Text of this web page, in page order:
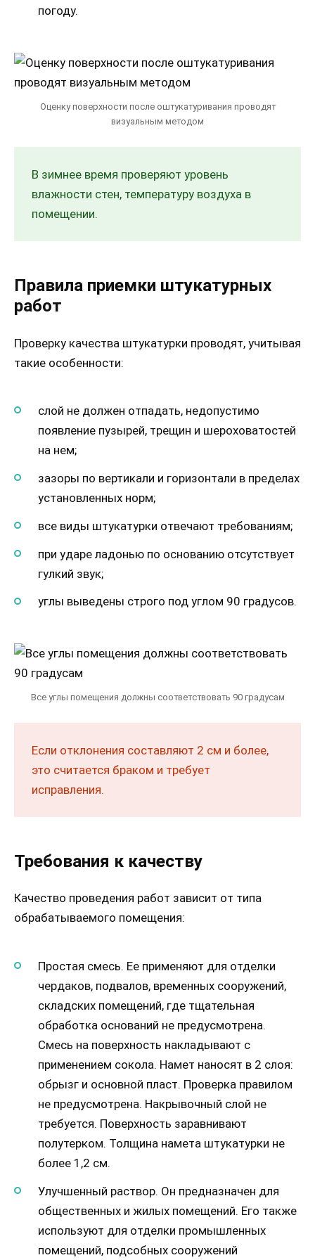
погоду.
Оценку поверхности после оштукатуривания проводят
визуальным методом
В зимнее время проверяют уровень
влажности стен, температуру воздуха в
помещении.
Правила приемки штукатурных
работ
Проверку качества штукатурки проводят, учитывая
такие особенности:
слой не должен отпадать, недопустимо
появление пузырей, трещин и шероховатостей
на нем;
зазоры по вертикали и горизонтали в пределах
установленных норм;
все виды штукатурки отвечают требованиям;
при ударе ладонью по основанию отсутствует
гулкий звук;
углы выведены строго под углом 90 градусов.
Все углы помещения должны соответствовать 90 градусам
Если отклонения составляют 2 см и более,
это считается браком и требует
исправления.
Требования к качеству
Качество проведения работ зависит от типа
обрабатываемого помещения:
Простая смесь. Ее применяют для отделки
чердаков, подвалов, временных сооружений,
складских помещений, где тщательная
обработка оснований не предусмотрена.
Смесь на поверхность накладывают с
применением сокола. Намет наносят в 2 слоя:
обрызг и основной пласт. Проверка правилом
не предусмотрена. Накрывочный слой не
требуется. Поверхность заравнивают
полутерком. Толщина намета штукатурки не
более 1,2 см.
Улучшенный раствор. Он предназначен для
общественных и жилых помещений. Его также
используют для отделки промышленных
помещений, подсобных сооружений